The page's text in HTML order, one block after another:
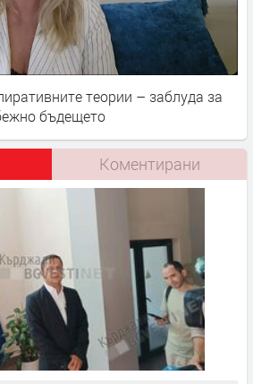
теории – заблуда за
бъдещето
Коментирани